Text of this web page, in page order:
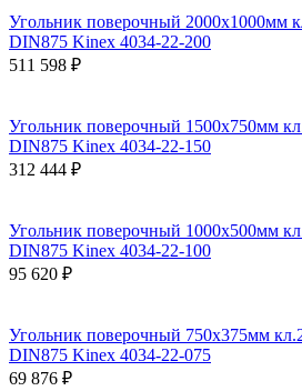
Угольник поверочный 2000х1000мм
DIN875 Kinex 4034-22-200
511 598 ₽
Угольник поверочный 1500х750мм
DIN875 Kinex 4034-22-150
312 444 ₽
Угольник поверочный 1000х500мм
DIN875 Kinex 4034-22-100
95 620 ₽
Угольник поверочный 750х375мм
DIN875 Kinex 4034-22-075
69 876 ₽